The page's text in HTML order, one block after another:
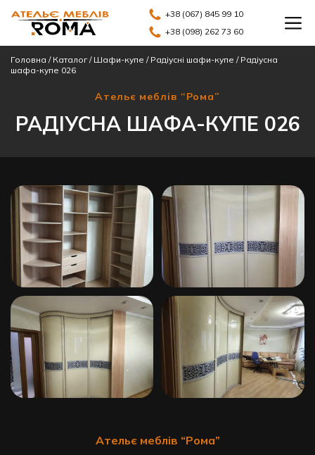
+38 (067) 845 99 10
+38 (098) 262 73 60
Головна / Каталог/ Шафи-купе / Радіусні шафи-купе / Радіусна
шафа-купе 026
Ательє меблів “Рома”
РАДІУСНА ШАФА-КУПЕ 026
Ательє меблів “Рома”